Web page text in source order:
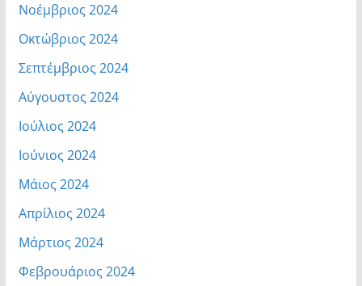
Νοέμβριος 2024
Οκτώβριος 2024
Σεπτέμβριος 2024
Αύγουστος 2024
Ιούλιος 2024
Ιούνιος 2024
Μάιος 2024
Απρίλιος 2024
Μάρτιος 2024
Φεβρουάριος 2024